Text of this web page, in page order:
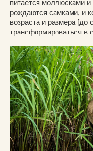
питается моллюсками
рождаются самками, и
возраста и размера [до
трансформироваться в